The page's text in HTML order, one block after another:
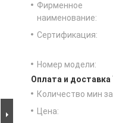
Фирменное
наименование:
Сертификация:
Номер модели:
Оплата и доставка
Количество мин
Цена: